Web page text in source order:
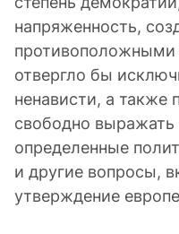
напряженность,
противоположными
отвергло бы
ненависти, а также
свободно выражать
определенные
и другие вопросы,
утверждение